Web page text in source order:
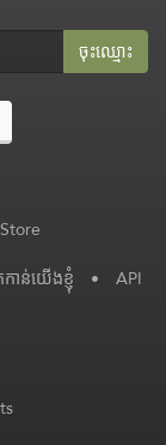
ចុះ​ឈ្មោះ
ាន់យើងខ្ញុំ • API